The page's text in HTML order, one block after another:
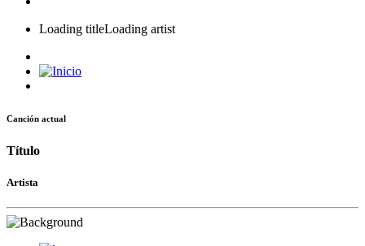
Loading titleLoading artist
Canción actual
Título
Artista